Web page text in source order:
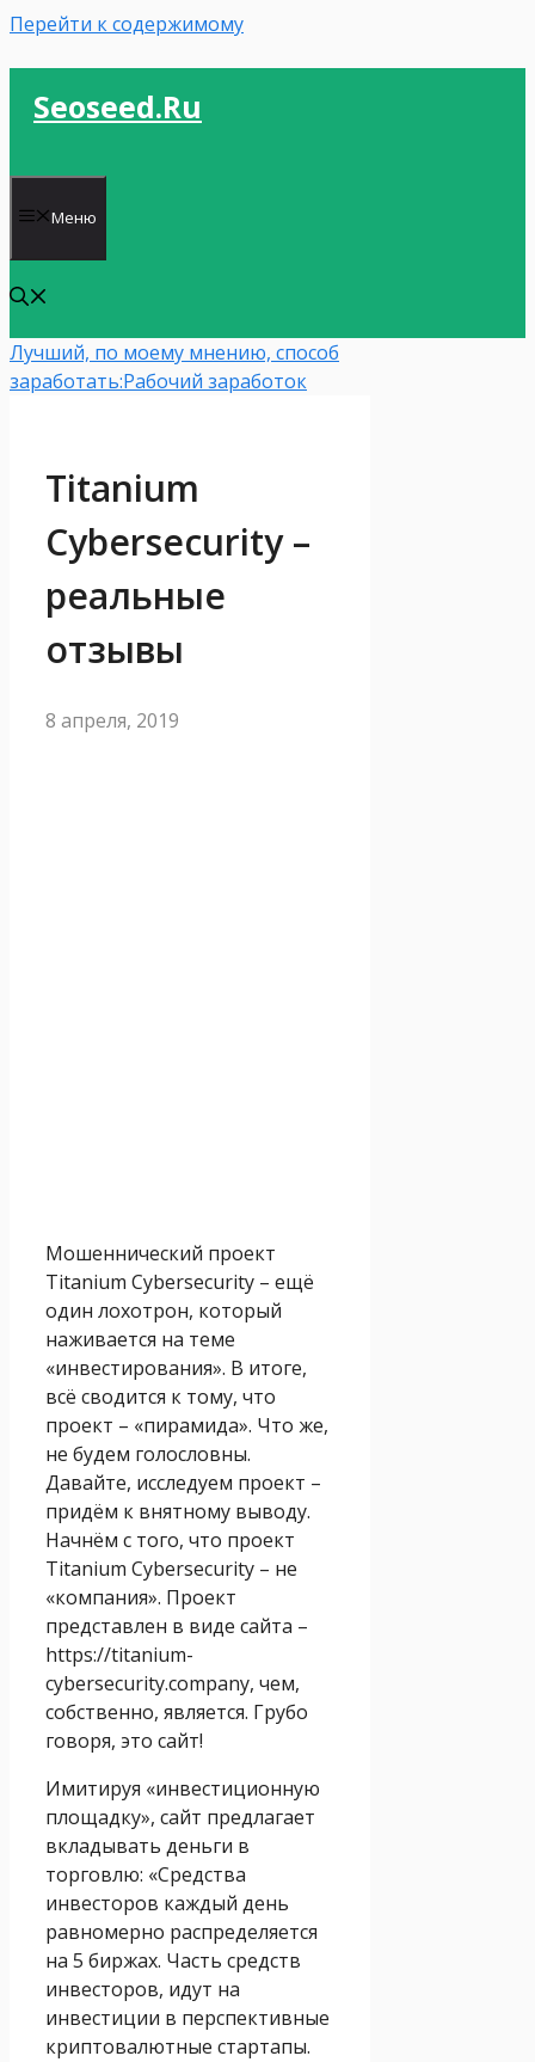
Перейти к содержимому
Seoseed.ru
Меню
Лучший, по моему мнению, способ
заработать:Рабочий заработок
Titanium
Cybersecurity –
реальные
отзывы
8 апреля, 2019
Мошеннический проект
Titanium Cybersecurity – ещё
один лохотрон, который
наживается на теме
«инвестирования». В итоге,
всё сводится к тому, что
проект – «пирамида». Что же,
не будем голословны.
Давайте, исследуем проект –
придём к внятному выводу.
Начнём с того, что проект
Titanium Cybersecurity – не
«компания». Проект
представлен в виде сайта –
https://titanium-
cybersecurity.company, чем,
собственно, является. Грубо
говоря, это сайт!
Имитируя «инвестиционную
площадку», сайт предлагает
вкладывать деньги в
торговлю: «Средства
инвесторов каждый день
равномерно распределяется
на 5 биржах. Часть средств
инвесторов, идут на
инвестиции в перспективные
криптовалютные стартапы.